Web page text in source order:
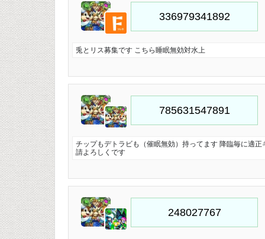
兎とリス募集です こちら睡眠無効対水上
チップもデトラビも（催眠無効）持ってます 降臨毎に適
請よろしくです